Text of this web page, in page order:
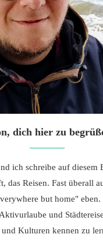
dich hier zu
ich schreibe auf diesem
das Reisen. Fast überall
but home"
und
und Kulturen kennen zu